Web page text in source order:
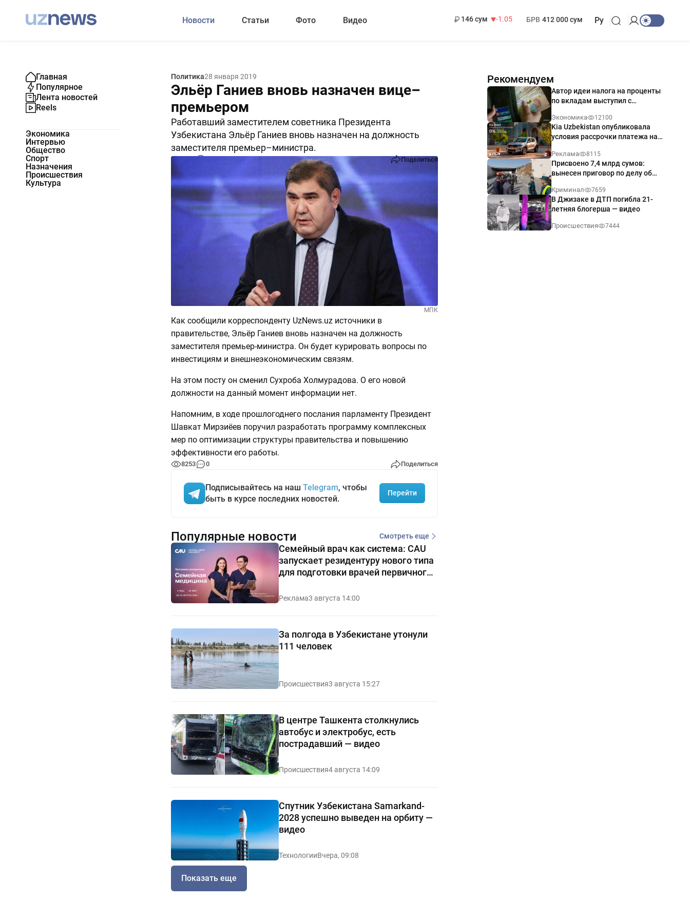
Новости Статьи Фото Видео
146 сум
-1.05
БРВ 412 000 сум Ру
Главная
Популярное
Лента новостей
Reels
Экономика
Интервью
Общество
Спорт
Назначения
Происшествия
Культура
Политика28 января 2019
Эльёр Ганиев вновь назначен вице–
премьером
Работавший заместителем советника Президента
Узбекистана Эльёр Ганиев вновь назначен на должность
заместителя премьер–министра.
Поделиться
МПК
Как сообщили корреспонденту UzNews.uz источники в
правительстве, Эльёр Ганиев вновь назначен на должность
заместителя премьер-министра. Он будет курировать вопросы по
инвестициям и внешнеэкономическим связям.
На этом посту он сменил Сухроба Холмурадова. О его новой
должности на данный момент информации нет.
Напомним, в ходе прошлогоднего послания парламенту Президент
Шавкат Мирзиёев поручил разработать программу комплексных
мер по оптимизации структуры правительства и повышению
эффективности его работы.
8253 0 Поделиться
Подписывайтесь на наш Telegram, чтобы
быть в курсе последних новостей.
Перейти
Рекомендуем
Автор идеи налога на проценты
по вкладам выступил с
Экономика 12100
Kia Uzbekistan опубликовала
условия рассрочки платежа на
годовых
Реклама 8115
Присвоено 7,4 млрд сумов:
вынесен приговор по делу об
Ташкенте
Криминал 7659
В Джизаке в ДТП погибла 21-
летняя блогерша — видео
Происшествия 7444
Популярные новости Смотреть еще
Семейный врач как система: CAU
запускает резидентуру нового типа
для подготовки врачей первичного
звена
Реклама3 августа 14:00
За полгода в Узбекистане утонули
111 человек
Происшествия3 августа 15:27
В центре Ташкента столкнулись
автобус и электробус, есть
пострадавший — видео
Происшествия4 августа 14:09
Спутник Узбекистана Samarkand-
2028 успешно выведен на орбиту —
видео
ТехнологииВчера, 09:08
Показать еще